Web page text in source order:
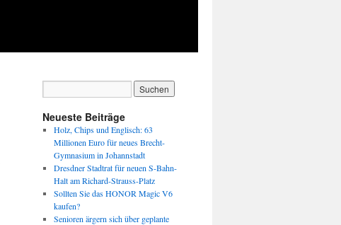
Neueste Beiträge
Holz, Chips und Englisch: 63
Millionen Euro für neues Brecht-
Gymnasium in Johannstadt
Dresdner Stadtrat für neuen S-Bahn-
Halt am Richard-Strauss-Platz
Sollten Sie das HONOR Magic V6
kaufen?
Senioren ärgern sich über geplante